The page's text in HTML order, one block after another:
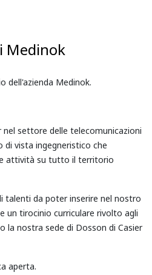
Medinok
dell'azienda Medinok.
nel settore delle telecomunicazioni
di vista ingegneristico che
attività su tutto il territorio
talenti da poter inserire nel nostro
un tirocinio curriculare rivolto agli
la nostra sede di Dosson di Casier
aperta.